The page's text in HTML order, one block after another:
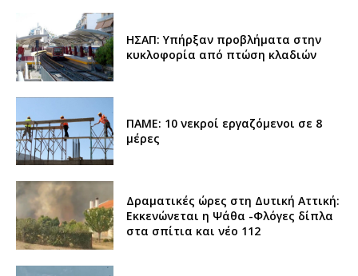
ΗΣΑΠ: Υπήρξαν προβλήματα στην
κυκλοφορία από πτώση κλαδιών
ΠΑΜΕ: 10 νεκροί εργαζόμενοι σε 8
μέρες
Δραματικές ώρες στη Δυτική Αττική:
Εκκενώνεται η Ψάθα -Φλόγες δίπλα
στα σπίτια και νέο 112